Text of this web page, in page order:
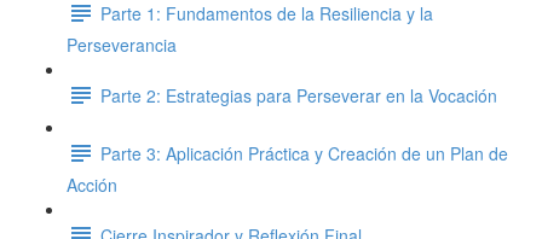
Parte 1: Fundamentos de la Resiliencia y la
Perseverancia
Parte 2: Estrategias para Perseverar en la Vocación
Parte 3: Aplicación Práctica y Creación de un Plan de
Acción